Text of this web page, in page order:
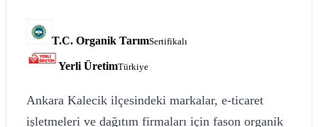
T.C. Organik TarımSertifikalı
Yerli ÜretimTürkiye
Ankara Kalecik ilçesindeki markalar, e-ticaret
işletmeleri ve dağıtım firmaları için fason organik